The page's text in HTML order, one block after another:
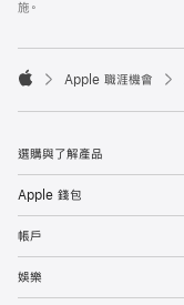
施。

Apple 職涯機會
選購與了解產品
Apple 錢包
帳戶
娛樂